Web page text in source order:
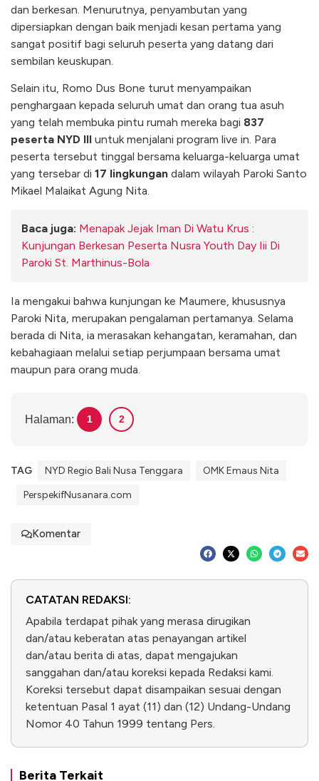
dan berkesan. Menurutnya, penyambutan yang
dipersiapkan dengan baik menjadi kesan pertama yang
sangat positif bagi seluruh peserta yang datang dari
sembilan keuskupan.
Selain itu, Romo Dus Bone turut menyampaikan
penghargaan kepada seluruh umat dan orang tua asuh
yang telah membuka pintu rumah mereka bagi 837
peserta NYD III untuk menjalani program live in. Para
peserta tersebut tinggal bersama keluarga-keluarga umat
yang tersebar di 17 lingkungan dalam wilayah Paroki Santo
Mikael Malaikat Agung Nita.
Baca juga: Menapak Jejak Iman Di Watu Krus :
Kunjungan Berkesan Peserta Nusra Youth Day Iii Di
Paroki St. Marthinus-Bola
Ia mengakui bahwa kunjungan ke Maumere, khususnya
Paroki Nita, merupakan pengalaman pertamanya. Selama
berada di Nita, ia merasakan kehangatan, keramahan, dan
kebahagiaan melalui setiap perjumpaan bersama umat
maupun para orang muda.
Halaman: 1 2
TAG NYD Regio Bali Nusa Tenggara
OMK Emaus Nita
PerspekifNusanara.com
Komentar
CATATAN REDAKSI:
Apabila terdapat pihak yang merasa dirugikan
dan/atau keberatan atas penayangan artikel
dan/atau berita di atas, dapat mengajukan
sanggahan dan/atau koreksi kepada Redaksi kami.
Koreksi tersebut dapat disampaikan sesuai dengan
ketentuan Pasal 1 ayat (11) dan (12) Undang-Undang
Nomor 40 Tahun 1999 tentang Pers.
Berita Terkait